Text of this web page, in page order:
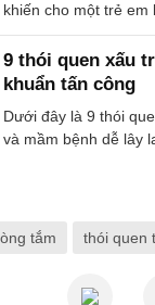
khiến cho một trẻ em
9 thói quen xấu
khuẩn tấn công
Dưới đây là 9 thói
và mầm bệnh dễ lây
tắm thói quen